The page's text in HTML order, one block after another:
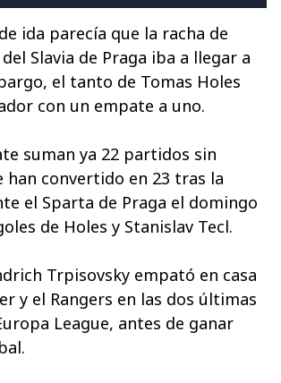
ida parecía que la racha de
Slavia de Praga iba a llegar a
el tanto de Tomas Holes
con un empate a uno.
suman ya 22 partidos sin
han convertido en 23 tras la
el Sparta de Praga el domingo
de Holes y Stanislav Tecl.
Trpisovsky empató en casa
y el Rangers en las dos últimas
League, antes de ganar